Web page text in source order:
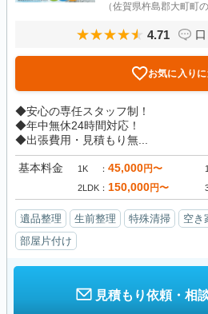
（佐賀県杵島郡大町町
4.71
お気に入り
◆安心の専任スタッフ制！
◆年中無休24時間対応！
◆出張費用・見積もり無...
基本料金 1K 45,000円〜
2LDK 150,000円〜
遺品整理 生前整理 特殊清掃 空き
部屋片付け
見積もり依頼・相